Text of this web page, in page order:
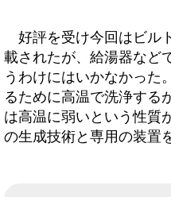
好評を受け今回はビル
載されたが、給湯器など
うわけにはいかなかった
るために高温で洗浄する
は高温に弱いという性質
の生成技術と専用の装置